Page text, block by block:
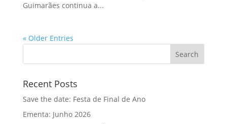
Guimarães continua a...
« Older Entries
Recent Posts
Save the date: Festa de Final de Ano
Ementa: Junho 2026